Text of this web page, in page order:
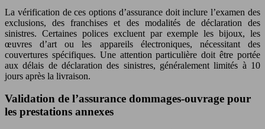
La vérification de ces options d’assurance doit inclure l’examen des
exclusions, des franchises et des modalités de déclaration des
sinistres. Certaines polices excluent par exemple les bijoux, les
œuvres d’art ou les appareils électroniques, nécessitant des
couvertures spécifiques. Une attention particulière doit être portée
aux délais de déclaration des sinistres, généralement limités à 10
jours après la livraison.
Validation de l’assurance dommages-ouvrage pour
les prestations annexes